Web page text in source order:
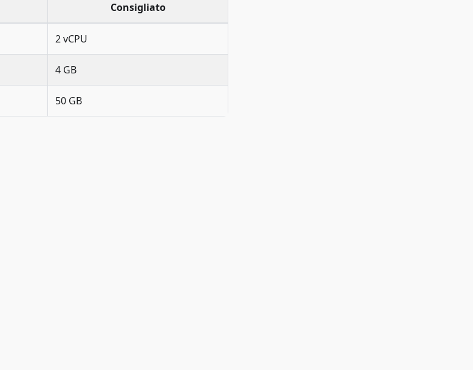
Consigliato
2 vCPU
4 GB
50 GB